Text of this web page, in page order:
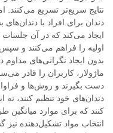
نتایج سریع‌تر تسریع
دندان برای افراد با
ایجاد می‌کند که در آن جلسات
اولیه را فراهم می‌کنند و
بدون ایجاد نگرانی‌های
ماژولار، کاربران را قادر
دست بگیرند و روش‌ها و
دندان‌های خود تنظیم کنند،
کنند که برای موارد
انتخاب مواد تشکیل‌دهنده